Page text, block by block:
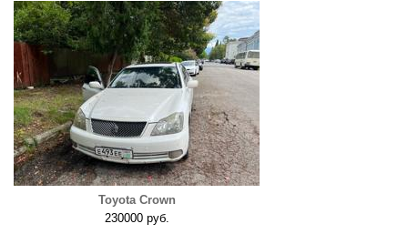
Toyota Crown
230000 руб.